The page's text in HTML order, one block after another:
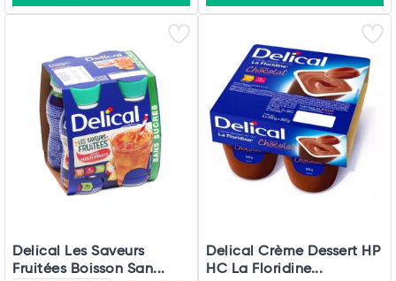
Delical Les Saveurs
Fruitées Boisson San...
Delical Crème Dessert HP
HC La Floridine...